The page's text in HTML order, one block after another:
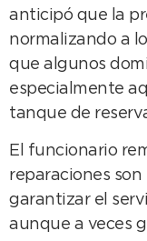
anticipó que la
normalizando a
que algunos
especialmente
tanque de
El funcionario
reparaciones
garantizar el
aunque a veces